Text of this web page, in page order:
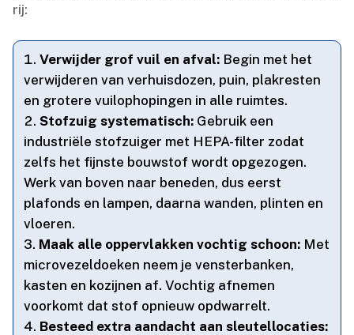
rij:
Verwijder grof vuil en afval: Begin met het
verwijderen van verhuisdozen, puin, plakresten
en grotere vuilophopingen in alle ruimtes.​
Stofzuig systematisch: Gebruik een
industriële stofzuiger met HEPA-filter zodat
zelfs het fijnste bouwstof wordt opgezogen.​
Werk van boven naar beneden, dus eerst
plafonds en lampen, daarna wanden, plinten en
vloeren.​
Maak alle oppervlakken vochtig schoon: Met
microvezeldoeken neem je vensterbanken,
kasten en kozijnen af.​ Vochtig afnemen
voorkomt dat stof opnieuw opdwarrelt.​
Besteed extra aandacht aan sleutellocaties: